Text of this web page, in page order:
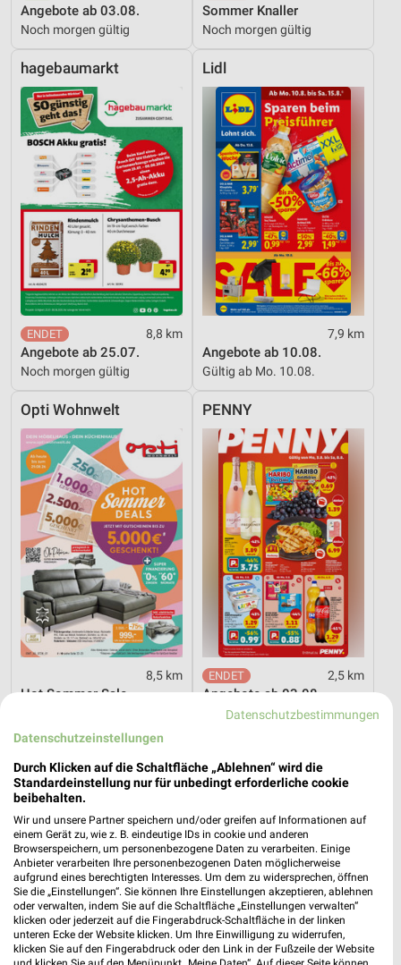
Angebote ab 03.08.
Noch morgen gültig
Sommer Knaller
Noch morgen gültig
hagebaumarkt
8,8 km
Angebote ab 25.07.
Noch morgen gültig
Lidl
7,9 km
Angebote ab 10.08.
Gültig ab Mo. 10.08.
Opti Wohnwelt
8,5 km
Hot Sommer Sale
PENNY
2,5 km
Angebote ab 03.08.
Noch morgen gültig
Datenschutzbestimmungen
Datenschutzeinstellungen
Durch Klicken auf die Schaltfläche „Ablehnen“ wird die
Standardeinstellung nur für unbedingt erforderliche cookie
beibehalten.
Wir und unsere Partner speichern und/oder greifen auf Informationen auf
einem Gerät zu, wie z. B. eindeutige IDs in cookie und anderen
Browserspeichern, um personenbezogene Daten zu verarbeiten. Einige
Anbieter verarbeiten Ihre personenbezogenen Daten möglicherweise
aufgrund eines berechtigten Interesses. Um dem zu widersprechen, öffnen
Sie die „Einstellungen“. Sie können Ihre Einstellungen akzeptieren, ablehnen
oder verwalten, indem Sie auf die Schaltfläche „Einstellungen verwalten“
klicken oder jederzeit auf die Fingerabdruck-Schaltfläche in der linken
unteren Ecke der Website klicken. Um Ihre Einwilligung zu widerrufen,
klicken Sie auf den Fingerabdruck oder den Link in der Fußzeile der Website